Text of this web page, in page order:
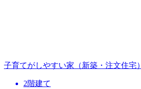
子育てがしやすい家（新築・注文住宅）
2階建て